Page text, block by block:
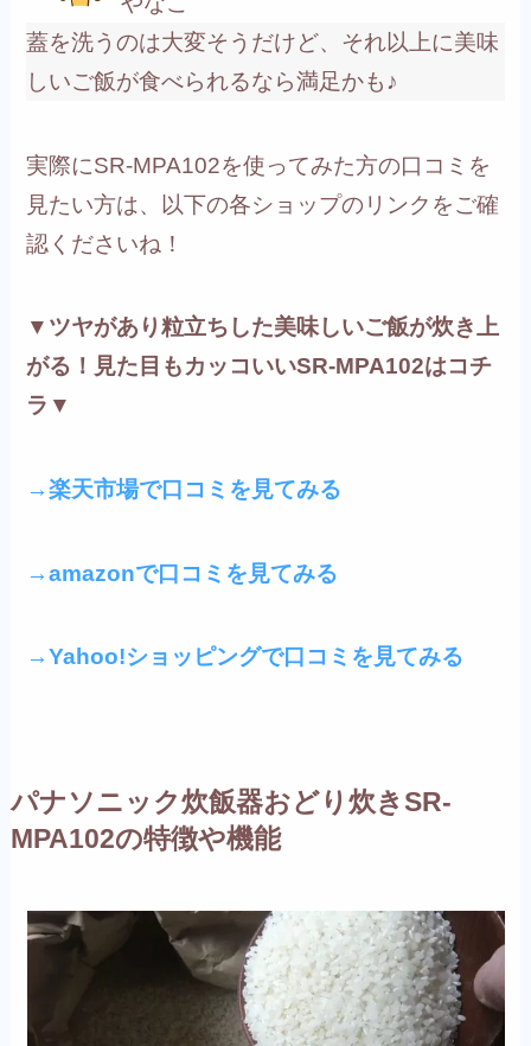
蓋を洗うのは大変そうだけど、それ以上に美味
しいご飯が食べられるなら満足かも♪
実際にSR-MPA102を使ってみた方の口コミを
見たい方は、以下の各ショップのリンクをご確
認くださいね！
▼ツヤがあり粒立ちした美味しいご飯が炊き上
がる！見た目もカッコいいSR-MPA102はコチ
ラ▼
→楽天市場で口コミを見てみる
→amazonで口コミを見てみる
→Yahoo!ショッピングで口コミを見てみる
パナソニック炊飯器おどり炊きSR-
MPA102の特徴や機能